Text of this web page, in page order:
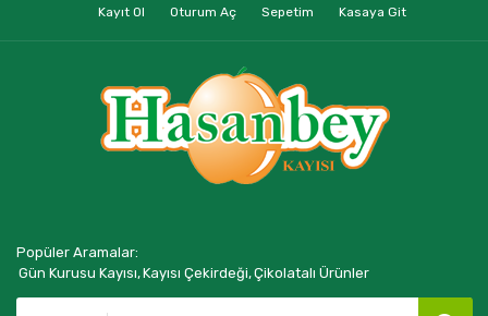
Kayıt Ol Oturum Aç Sepetim Kasaya Git
Popüler Aramalar:
Gün Kurusu Kayısı,Kayısı Çekirdeği,Çikolatalı Ürünler